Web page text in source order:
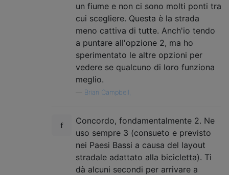
un fiume e non ci sono molti ponti tra
cui scegliere. Questa è la strada
meno cattiva di tutte. Anch'io tendo
a puntare all'opzione 2, ma ho
sperimentato le altre opzioni per
vedere se qualcuno di loro funziona
meglio.
Brian Campbell,
Concordo, fondamentalmente 2. Ne
uso sempre 3 (consueto e previsto
nei Paesi Bassi a causa del layout
stradale adattato alla bicicletta). Ti
dà alcuni secondi per arrivare a